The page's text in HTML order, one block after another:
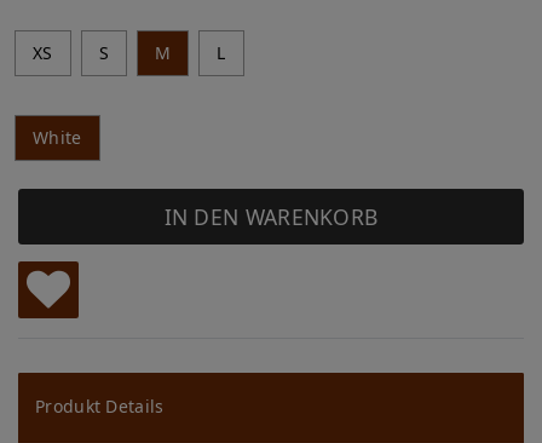
XS S M L
White
IN DEN WARENKORB
W
u
ns
Produkt Details